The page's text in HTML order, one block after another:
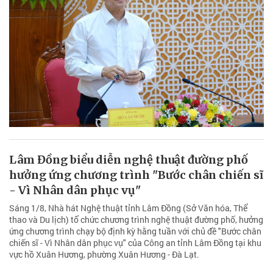
Lâm Đồng biểu diễn nghệ thuật đường phố
hưởng ứng chương trình "Bước chân chiến sĩ
- Vì Nhân dân phục vụ"
Sáng 1/8, Nhà hát Nghệ thuật tỉnh Lâm Đồng (Sở Văn hóa, Thể
thao và Du lịch) tổ chức chương trình nghệ thuật đường phố, hưởng
ứng chương trình chạy bộ định kỳ hằng tuần với chủ đề "Bước chân
chiến sĩ - Vì Nhân dân phục vụ" của Công an tỉnh Lâm Đồng tại khu
vực hồ Xuân Hương, phường Xuân Hương - Đà Lạt.